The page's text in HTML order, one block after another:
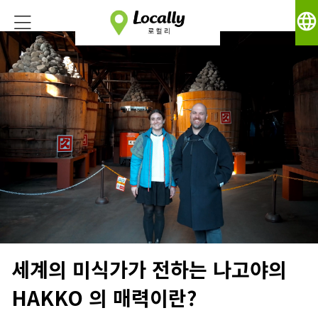
language
세계의 미식가가 전하는 나고야의
HAKKO 의 매력이란?